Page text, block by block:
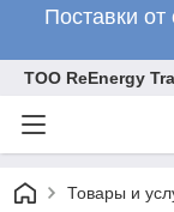
Поставки
ТОО ReEnergy
Товары и